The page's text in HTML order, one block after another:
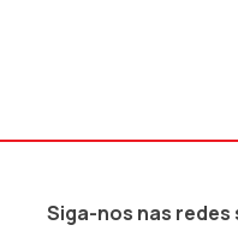
Siga-nos nas redes